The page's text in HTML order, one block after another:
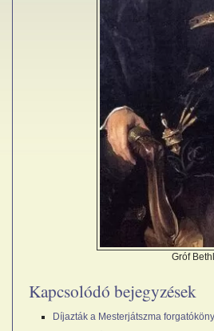
Gróf
Kapcsolódó bejegyzések
Díjazták a Mesterjátszma